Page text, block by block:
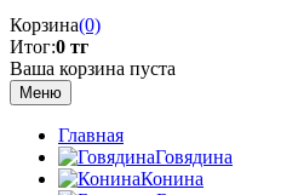
Корзина(0)
Итог:0 тг
Ваша корзина пуста
Меню
Главная
Говядина
Конина